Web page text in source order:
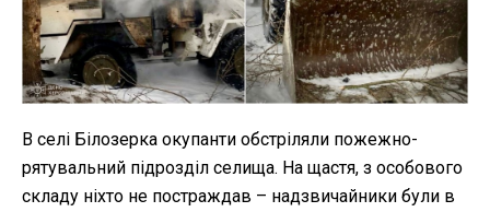
В селі Білозерка окупанти обстріляли пожежно-
рятувальний підрозділ селища. На щастя, з особового
складу ніхто не постраждав – надзвичайники були в